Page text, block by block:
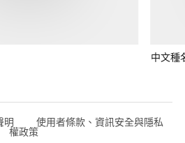
中文種
明 使用者條款、資訊安全與隱私
權政策